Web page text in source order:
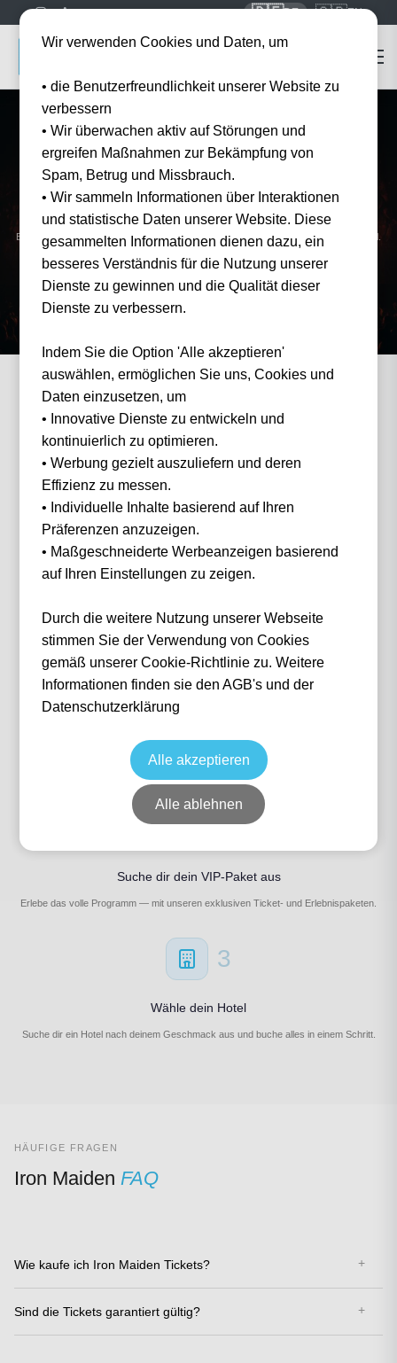
🇩🇪DE 🇬🇧EN
Startseite Konzert Tickets
Iron MaidenTickets 2026
Erleben Sie Iron Maiden live auf der Future Past Tour — offizielle Tickets bei Tickwell.
0 Events gefunden
Nichts gefunden...
Wie funktioniertes?
1
Suche nach deinem Event
Wähle das Event deiner Träume aus — von Fußball über Formel 1 bis Konzerte.
2
Suche dir dein VIP-Paket aus
Erlebe das volle Programm — mit unseren exklusiven Ticket- und Erlebnispaketen.
3
Wähle dein Hotel
Suche dir ein Hotel nach deinem Geschmack aus und buche alles in einem Schritt.
HÄUFIGE FRAGEN
Iron Maiden FAQ
Wie kaufe ich Iron Maiden Tickets?
Sind die Tickets garantiert gültig?
Wir verwenden Cookies und Daten, um
• die Benutzerfreundlichkeit unserer Website zu
verbessern
• Wir überwachen aktiv auf Störungen und
ergreifen Maßnahmen zur Bekämpfung von
Spam, Betrug und Missbrauch.
• Wir sammeln Informationen über Interaktionen
und statistische Daten unserer Website. Diese
gesammelten Informationen dienen dazu, ein
besseres Verständnis für die Nutzung unserer
Dienste zu gewinnen und die Qualität dieser
Dienste zu verbessern.
Indem Sie die Option 'Alle akzeptieren'
auswählen, ermöglichen Sie uns, Cookies und
Daten einzusetzen, um
• Innovative Dienste zu entwickeln und
kontinuierlich zu optimieren.
• Werbung gezielt auszuliefern und deren
Effizienz zu messen.
• Individuelle Inhalte basierend auf Ihren
Präferenzen anzuzeigen.
• Maßgeschneiderte Werbeanzeigen basierend
auf Ihren Einstellungen zu zeigen.
Durch die weitere Nutzung unserer Webseite
stimmen Sie der Verwendung von Cookies
gemäß unserer Cookie-Richtlinie zu. Weitere
Informationen finden sie den AGB's und der
Datenschutzerklärung
Alle akzeptieren
Alle ablehnen